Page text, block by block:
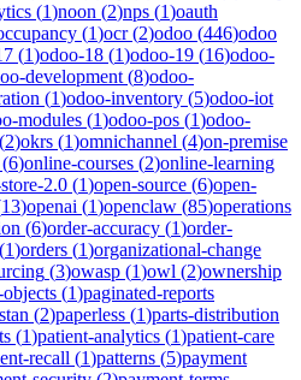
(1)noon (2)nps (1)oauth
(1)ocr(2)odoo (446)odoo
(1)odoo-18 (1)odoo-19 (16)odoo-
development (8)odoo-
(1)odoo-inventory (5)odoo-iot
modules (1)odoo-pos (1)odoo-
(2)okrs (1)omnichannel (4)on-premise
(6)online-courses (2)online-learning
2.0 (1)open-source (6)open-
13)openai (1)openclaw (85)operations
(6)order-accuracy (1)order-
(1)orders (1)organizational-change
(3)owasp (1)owl (2)ownership
objects (1)paginated-reports
(2)paperless (1)parts-distribution
(1)patient-analytics (1)patient-care
recall (1)patterns (5)payment